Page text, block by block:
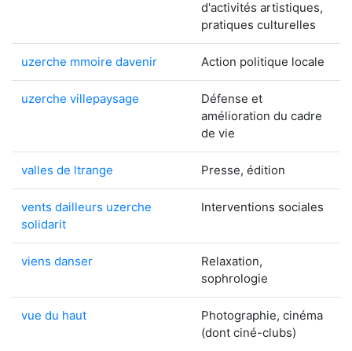
d'activités artistiques,
pratiques culturelles
uzerche mmoire davenir Action politique locale
uzerche villepaysage
Défense et
amélioration du cadre
de vie
valles de ltrange Presse, édition
vents dailleurs uzerche
solidarit
Interventions sociales
viens danser
Relaxation,
sophrologie
vue du haut
Photographie, cinéma
(dont ciné-clubs)